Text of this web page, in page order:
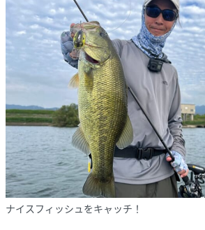
ナイスフィッシュをキャッチ！